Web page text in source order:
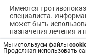
Мы используем файлы cookie
Продолжая использовать
Имеются
специалиста.
может быть
назначения лечения и
Возрастное